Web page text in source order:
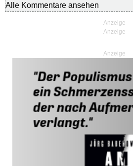
Alle Kommentare ansehen
Anzeige